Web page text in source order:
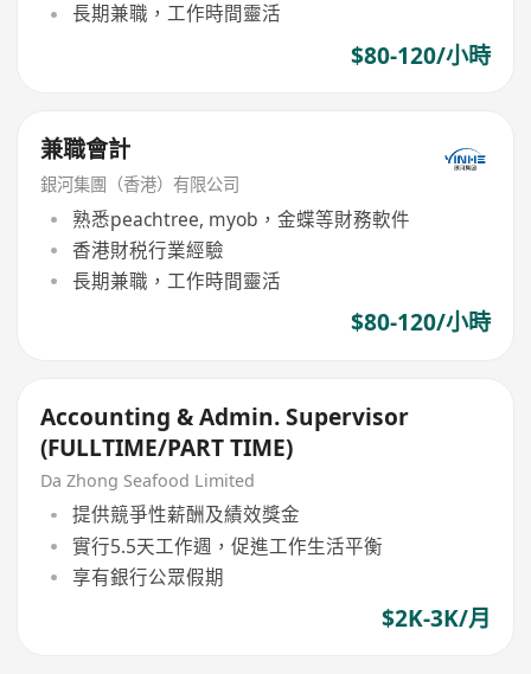
長期兼職，工作時間靈活
$80-120/小時
兼職會計
銀河集團（香港）有限公司
熟悉peachtree, myob，金蝶等財務軟件
香港財税行業經驗
長期兼職，工作時間靈活
$80-120/小時
Accounting & Admin. Supervisor
(FULLTIME/PART TIME)
Da Zhong Seafood Limited
提供競爭性薪酬及績效獎金
實行5.5天工作週，促進工作生活平衡
享有銀行公眾假期
$2K-3K/月